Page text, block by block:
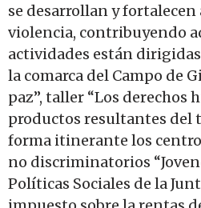
se desarrollan y
violencia, contribuyendo
actividades están
la comarca del Campo de
paz”, taller “Los derechos
productos resultantes del
forma itinerante los
no discriminatorios
Políticas Sociales de la